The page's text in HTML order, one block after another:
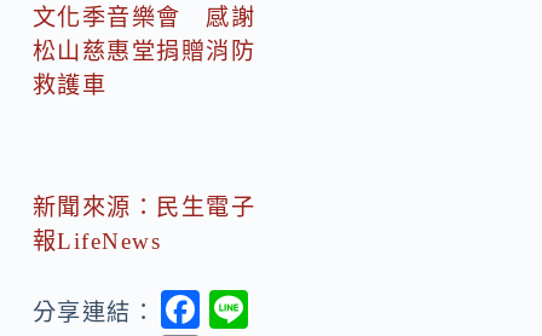
文化季音樂會 感謝
松山慈惠堂捐贈消防
救護車
新聞來源：民生電子
報LifeNews
分享連結：
F